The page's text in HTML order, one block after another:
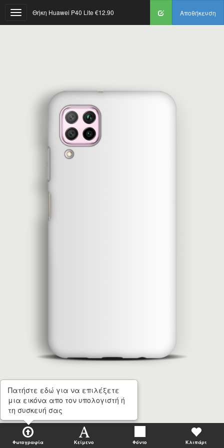
Αποθήκευση
Θήκη Huawei P40 Lite €12.90
Φωτογραφία
Πατήστε εδώ για να επιλέξετε
μια εικόνα απο τον υπολογιστή ή
τη συσκευή σας
Κείμενο Φόντο Κλιπάρτ